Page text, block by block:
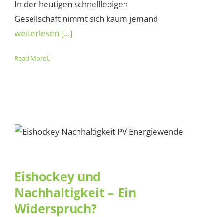
In der heutigen schnelllebigen
Gesellschaft nimmt sich kaum jemand
weiterlesen [...]
Read More
Eishockey und Nachhaltigkeit
Eishockey und
Nachhaltigkeit – Ein
Widerspruch?